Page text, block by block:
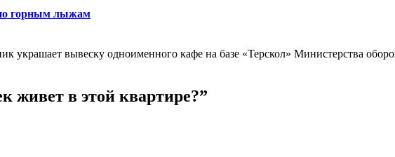
горным лыжам
украшает вывеску одноименного кафе на базе «Терскол» Министерства
живет в этой квартире?”